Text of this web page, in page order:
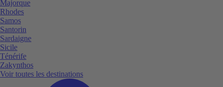
Majorque
Rhodes
Samos
Santorin
Sardaigne
Sicile
Ténérife
Zakynthos
Voir toutes les destinations